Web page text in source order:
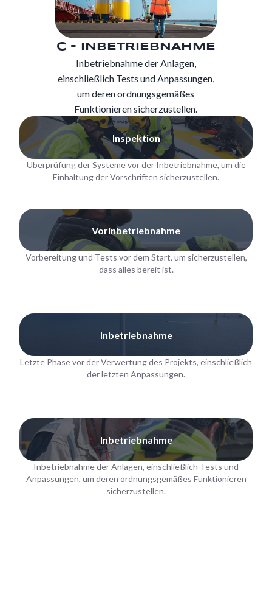
C - INBETRIEBNAHME
Inbetriebnahme der Anlagen,
einschließlich Tests und Anpassungen,
um deren ordnungsgemäßes
Funktionieren sicherzustellen.
Inspektion
Überprüfung der Systeme vor der Inbetriebnahme, um die
Einhaltung der Vorschriften sicherzustellen.
Vorinbetriebnahme
Vorbereitung und Tests vor dem Start, um sicherzustellen,
dass alles bereit ist.
Inbetriebnahme
Letzte Phase vor der Verwertung des Projekts, einschließlich
der letzten Anpassungen.
Inbetriebnahme
Inbetriebnahme der Anlagen, einschließlich Tests und
Anpassungen, um deren ordnungsgemäßes Funktionieren
sicherzustellen.